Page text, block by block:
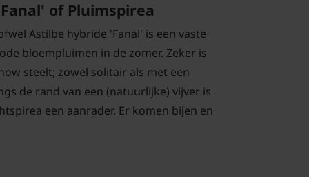
of Pluimspirea
Astilbe hybride 'Fanal' is een vaste
bloempluimen in de zomer. Zeker is
steelt; zowel solitair als met een
de rand van een (natuurlijke) vijver is
een aanrader. Er komen bijen en